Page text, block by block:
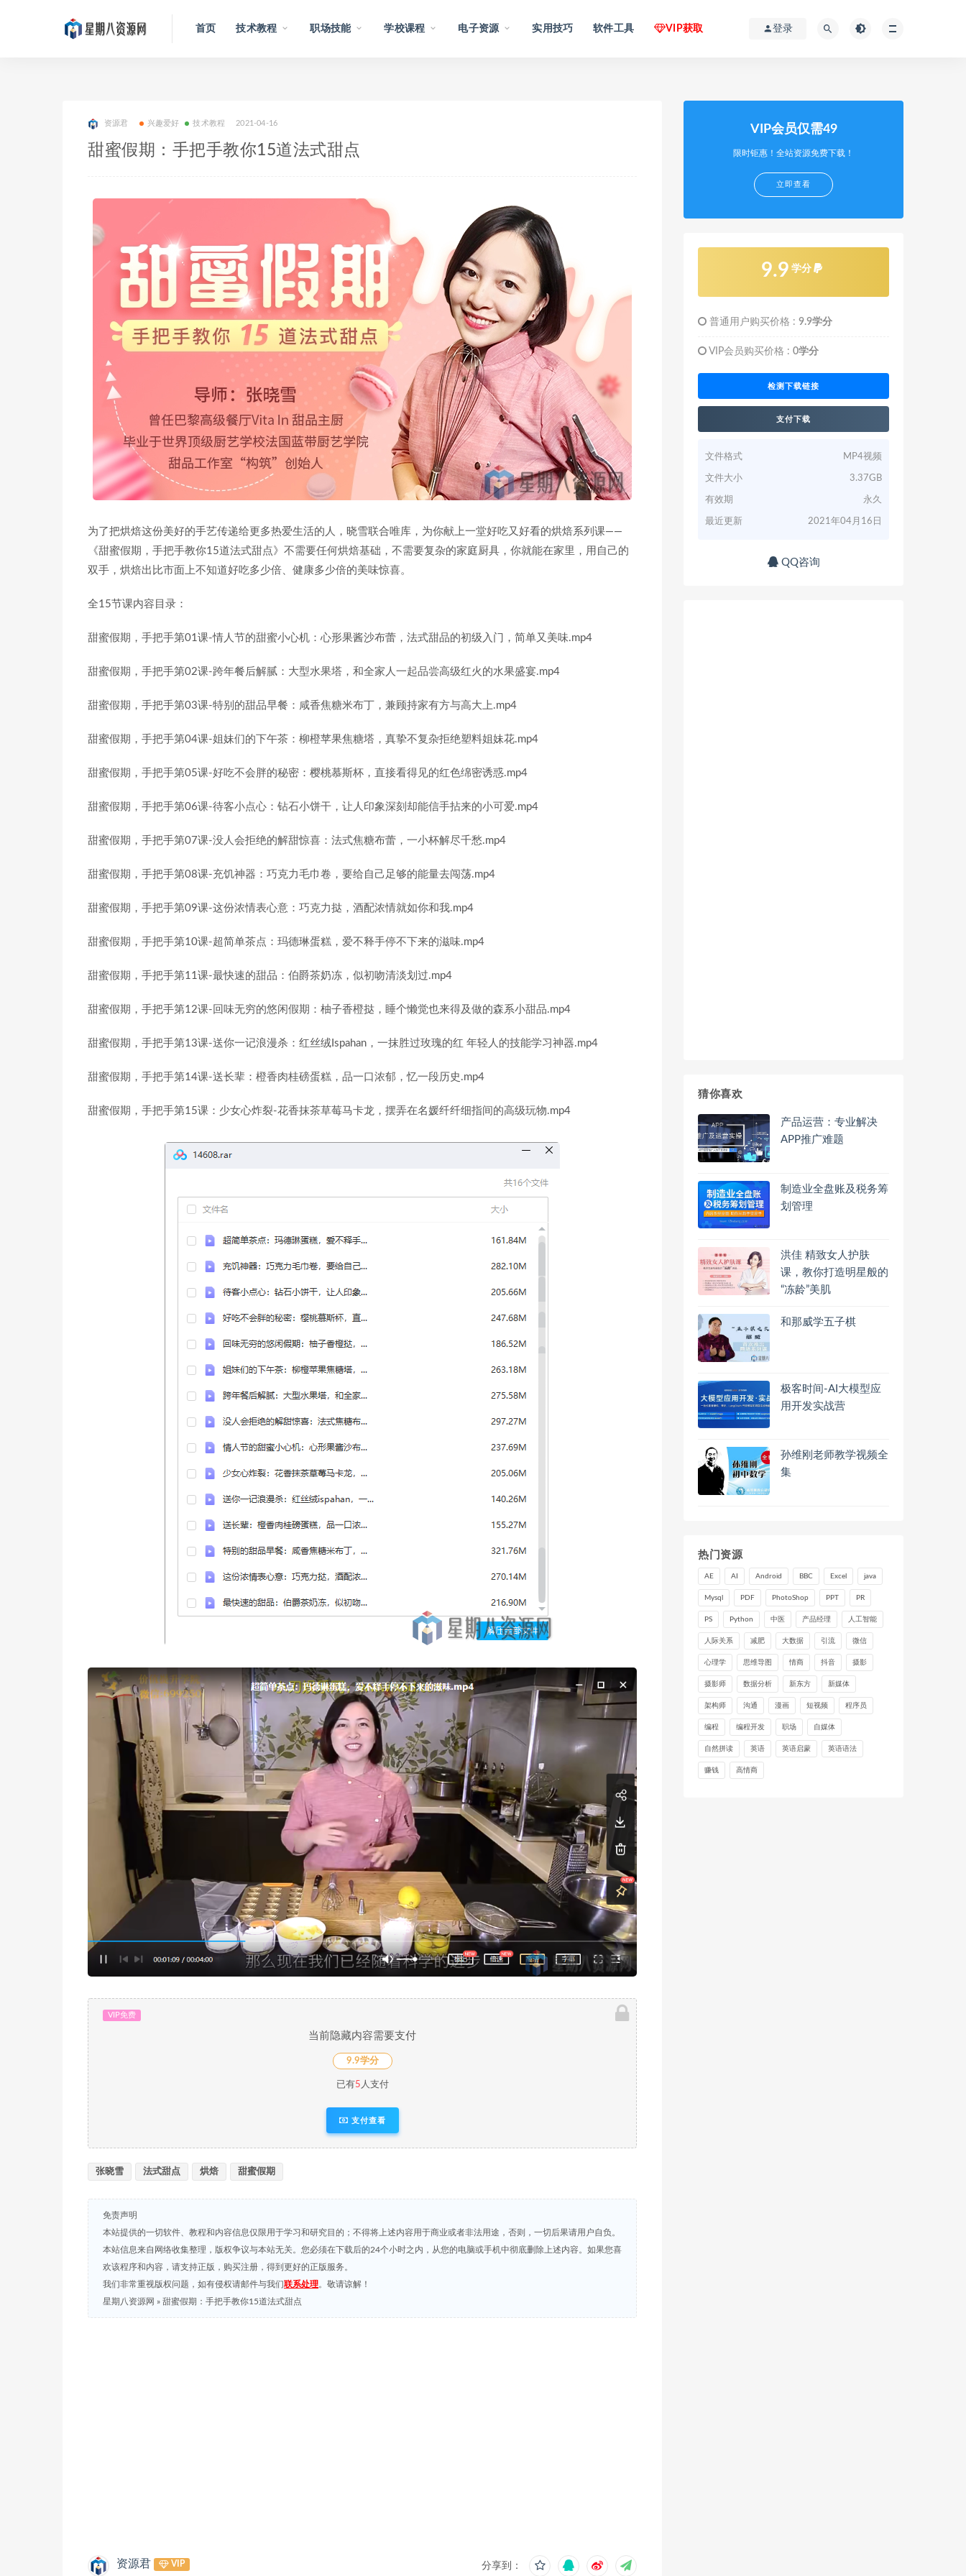
首页 技术教程 职场技能 学校课程 电子资源 实用技巧 软件工具 VIP获取 登录
资源君 兴趣爱好 技术教程 2021-04-16
甜蜜假期：手把手教你15道法式甜点
为了把烘焙这份美好的手艺传递给更多热爱生活的人，晓雪联合唯库，为你献上一堂好吃又好看的烘焙系列课——
《甜蜜假期，手把手教你15道法式甜点》不需要任何烘焙基础，不需要复杂的家庭厨具，你就能在家里，用自己的
双手，烘焙出比市面上不知道好吃多少倍、健康多少倍的美味惊喜。
全15节课内容目录：
甜蜜假期，手把手第01课-情人节的甜蜜小心机：心形果酱沙布蕾，法式甜品的初级入门，简单又美味.mp4
甜蜜假期，手把手第02课-跨年餐后解腻：大型水果塔，和全家人一起品尝高级红火的水果盛宴.mp4
甜蜜假期，手把手第03课-特别的甜品早餐：咸香焦糖米布丁，兼顾持家有方与高大上.mp4
甜蜜假期，手把手第04课-姐妹们的下午茶：柳橙苹果焦糖塔，真挚不复杂拒绝塑料姐妹花.mp4
甜蜜假期，手把手第05课-好吃不会胖的秘密：樱桃慕斯杯，直接看得见的红色绵密诱惑.mp4
甜蜜假期，手把手第06课-待客小点心：钻石小饼干，让人印象深刻却能信手拈来的小可爱.mp4
甜蜜假期，手把手第07课-没人会拒绝的解甜惊喜：法式焦糖布蕾，一小杯解尽千愁.mp4
甜蜜假期，手把手第08课-充饥神器：巧克力毛巾卷，要给自己足够的能量去闯荡.mp4
甜蜜假期，手把手第09课-这份浓情表心意：巧克力挞，酒配浓情就如你和我.mp4
甜蜜假期，手把手第10课-超简单茶点：玛德琳蛋糕，爱不释手停不下来的滋味.mp4
甜蜜假期，手把手第11课-最快速的甜品：伯爵茶奶冻，似初吻清淡划过.mp4
甜蜜假期，手把手第12课-回味无穷的悠闲假期：柚子香橙挞，睡个懒觉也来得及做的森系小甜品.mp4
甜蜜假期，手把手第13课-送你一记浪漫杀：红丝绒Ispahan，一抹胜过玫瑰的红 年轻人的技能学习神器.mp4
甜蜜假期，手把手第14课-送长辈：橙香肉桂磅蛋糕，品一口浓郁，忆一段历史.mp4
甜蜜假期，手把手第15课：少女心炸裂-花香抹茶草莓马卡龙，摆弄在名媛纤纤细指间的高级玩物.mp4
VIP免费
当前隐藏内容需要支付
9.9学分
已有5 人支付
支付查看
张晓雪 法式甜点 烘焙 甜蜜假期
免责声明
本站提供的一切软件、教程和内容信息仅限用于学习和研究目的；不得将上述内容用于商业或者非法用途，否则，一切后果请用户自负。
本站信息来自网络收集整理，版权争议与本站无关。您必须在下载后的24个小时之内，从您的电脑或手机中彻底删除上述内容。如果您喜
欢该程序和内容，请支持正版，购买注册，得到更好的正版服务。
我们非常重视版权问题，如有侵权请邮件与我们联系处理。敬请谅解！
星期八资源网 » 甜蜜假期：手把手教你15道法式甜点
资源君 VIP 分享到：
VIP会员仅需49
限时钜惠！全站资源免费下载！
立即查看
9.9 学分
普通用户购买价格 : 9.9学分
VIP会员购买价格 : 0学分
检测下载链接
支付下载
文件格式 MP4视频
文件大小 3.37GB
有效期 永久
最近更新 2021年04月16日
QQ咨询
猜你喜欢
产品运营：专业解决
APP推广难题
制造业全盘账及税务筹
划管理
洪佳 精致女人护肤
课，教你打造明星般的
“冻龄”美肌
和那威学五子棋
极客时间-AI大模型应
用开发实战营
孙维刚老师教学视频全
集
热门资源
AE AI Android BBC Excel java
Mysql PDF PhotoShop PPT PR
PS Python 中医 产品经理 人工智能
人际关系 减肥 大数据 引流 微信
心理学 思维导图 情商 抖音 摄影
摄影师 数据分析 新东方 新媒体
架构师 沟通 漫画 短视频 程序员
编程 编程开发 职场 自媒体
自然拼读 英语 英语启蒙 英语语法
赚钱 高情商